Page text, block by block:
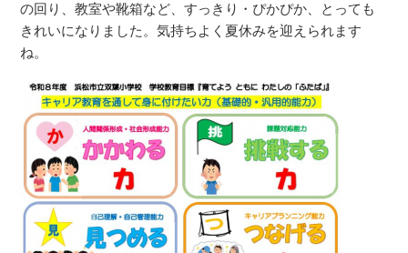
の回り、教室や靴箱など、すっきり・ぴかぴか、とっても
きれいになりました。気持ちよく夏休みを迎えられます
ね。